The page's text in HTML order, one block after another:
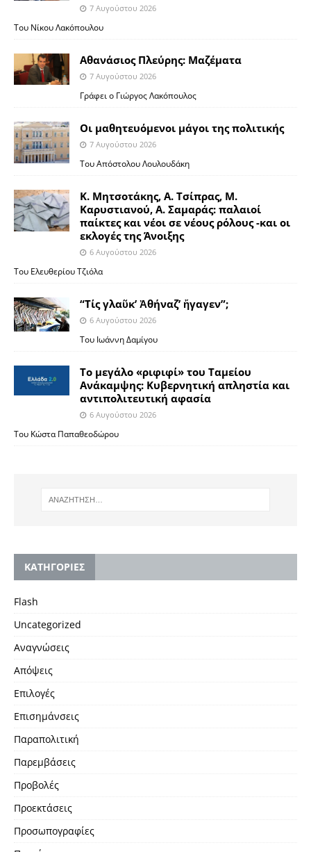
7 Αυγούστου 2026
Του Νίκου Λακόπουλου
Αθανάσιος Πλεύρης: Μαζέματα
7 Αυγούστου 2026
Γράφει ο Γιώργος Λακόπουλος
Οι μαθητευόμενοι μάγοι της πολιτικής
7 Αυγούστου 2026
Του Απόστολου Λουλουδάκη
Κ. Μητσοτάκης, Α. Τσίπρας, Μ.
Καρυστιανού, Α. Σαμαράς: παλαιοί
παίκτες και νέοι σε νέους ρόλους -και οι
εκλογές της Άνοιξης
6 Αυγούστου 2026
Του Ελευθερίου Τζιόλα
“Τίς γλαῦκ’ Ἀθήναζ’ ἤγαγεν”;
6 Αυγούστου 2026
Του Ιωάννη Δαμίγου
Το μεγάλο «ριφιφί» του Ταμείου
Ανάκαμψης: Κυβερνητική απληστία και
αντιπολιτευτική αφασία
6 Αυγούστου 2026
Του Κώστα Παπαθεοδώρου
KΑΤΗΓΟΡΙΕΣ
Flash
Uncategorized
Αναγνώσεις
Απόψεις
Επιλογές
Επισημάνσεις
Παραπολιτική
Παρεμβάσεις
Προβολές
Προεκτάσεις
Προσωπογραφίες